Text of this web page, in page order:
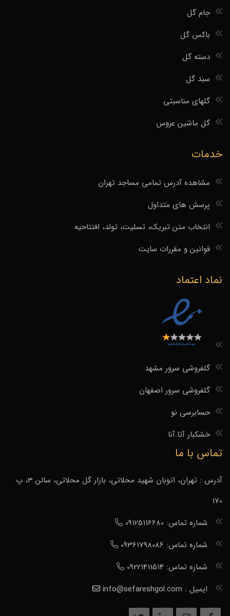
جام گل
باکس گل
دسته گل
سبد گل
گلهای مناسبتی
گل ماشین عروس
خدمات
مشاهده آدرس تمامی مساجد تهران
پرسش های متداول
انتخاب متن تبریک، تسلیت، تولد، افتتاحیه
قوانین و مقررات سایت
نماد اعتماد
گلفروشی سرور مشهد
گلفروشی سرور اصفهان
حسابرسی نو
خشکبار آتا.آنا
تماس با ما
آدرس : تهران، اتوبان شهید محلاتی، بازار گل محلاتی، سالن 3، پ
170
شماره تماس: 09125116680
شماره تماس: 09361798086
شماره تماس: 09221411514
ایمیل : info@sefareshgol.com